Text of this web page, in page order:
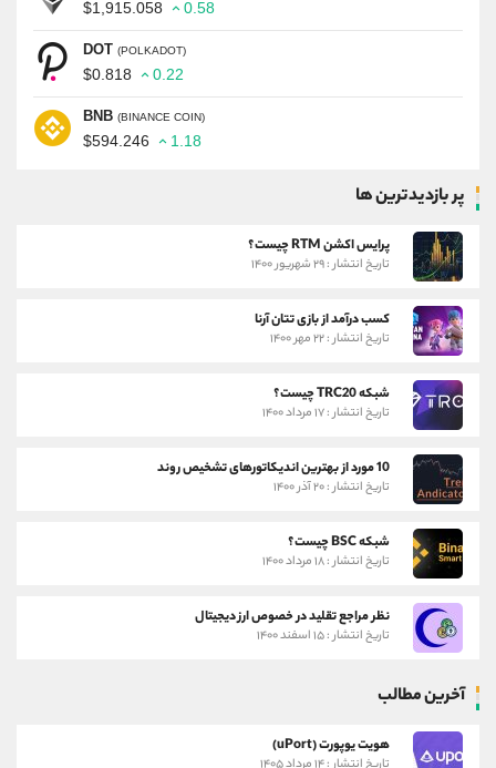
$1,915.058 0.58
DOT (POLKADOT)
$0.818 0.22
BNB (BINANCE COIN)
$594.246 1.18
پر بازدیدترین ها
پرایس اکشن RTM چیست؟
تاریخ انتشار : ۲۹ شهریور ۱۴۰۰
کسب درآمد از بازی تتان آرنا
تاریخ انتشار : ۲۲ مهر ۱۴۰۰
شبکه TRC20 چیست؟
تاریخ انتشار : ۱۷ مرداد ۱۴۰۰
10 مورد از بهترین اندیکاتورهای تشخیص روند
تاریخ انتشار : ۲۰ آذر ۱۴۰۰
شبکه BSC چیست؟
تاریخ انتشار : ۱۸ مرداد ۱۴۰۰
نظر مراجع تقلید در خصوص ارز دیجیتال
تاریخ انتشار : ۱۵ اسفند ۱۴۰۰
آخرین مطالب
هویت یوپورت (uPort)